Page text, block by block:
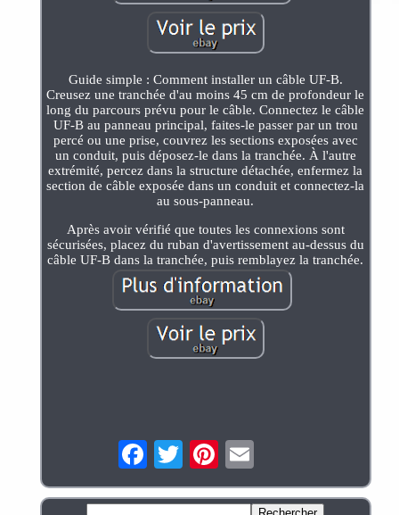
Guide simple : Comment installer un câble UF-B.
Creusez une tranchée d'au moins 45 cm de profondeur le
long du parcours prévu pour le câble. Connectez le câble
UF-B au panneau principal, faites-le passer par un trou
percé ou une prise, couvrez les sections exposées avec
un conduit, puis déposez-le dans la tranchée. À l'autre
extrémité, percez dans la structure détachée, enfermez la
section de câble exposée dans un conduit et connectez-la
au sous-panneau.
Après avoir vérifié que toutes les connexions sont
sécurisées, placez du ruban d'avertissement au-dessus du
câble UF-B dans la tranchée, puis remblayez la tranchée.